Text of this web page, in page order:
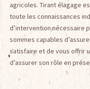
agricoles. Tirant élagage
toute les connaissances
d’intervention nécessaire
sommes capables
satisfaire et de vous offrir
d’assurer son rôle en